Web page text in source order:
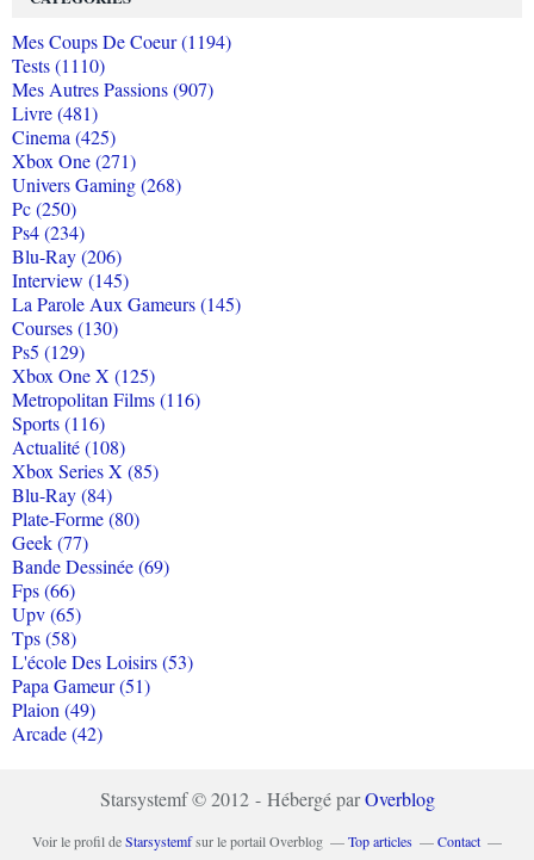
Mes Coups De Coeur (1194)
Tests (1110)
Mes Autres Passions (907)
Livre (481)
Cinema (425)
Xbox One (271)
Univers Gaming (268)
Pc (250)
Ps4 (234)
Blu-Ray (206)
Interview (145)
La Parole Aux Gameurs (145)
Courses (130)
Ps5 (129)
Xbox One X (125)
Metropolitan Films (116)
Sports (116)
Actualité (108)
Xbox Series X (85)
Blu-Ray (84)
Plate-Forme (80)
Geek (77)
Bande Dessinée (69)
Fps (66)
Upv (65)
Tps (58)
L'école Des Loisirs (53)
Papa Gameur (51)
Plaion (49)
Arcade (42)
Starsystemf © 2012 - Hébergé parOverblog
Voir le profil deStarsystemfsur le portail Overblog Top articles
Contact